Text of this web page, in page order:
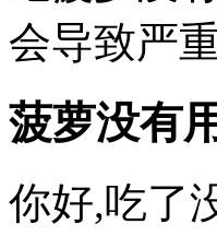
会导致严
菠萝没有
你好,吃了